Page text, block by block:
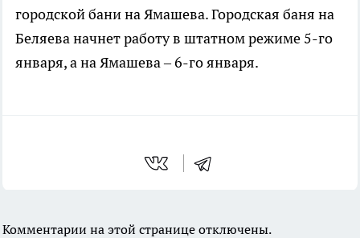
городской бани на Ямашева. Городская баня на
Беляева начнет работу в штатном режиме 5-го
января, а на Ямашева – 6-го января.
Комментарии на этой странице отключены.